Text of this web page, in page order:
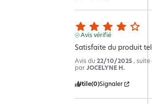
Avis vérifié
Satisfaite du produit
Avis du 22/10/2025 , suite
par JOCELYNE H.
Utile(0)Signaler